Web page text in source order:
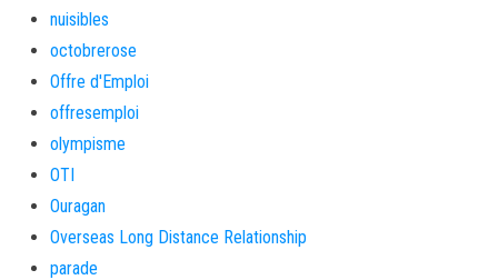
nuisibles
octobrerose
Offre d'Emploi
offresemploi
olympisme
OTI
Ouragan
Overseas Long Distance Relationship
parade